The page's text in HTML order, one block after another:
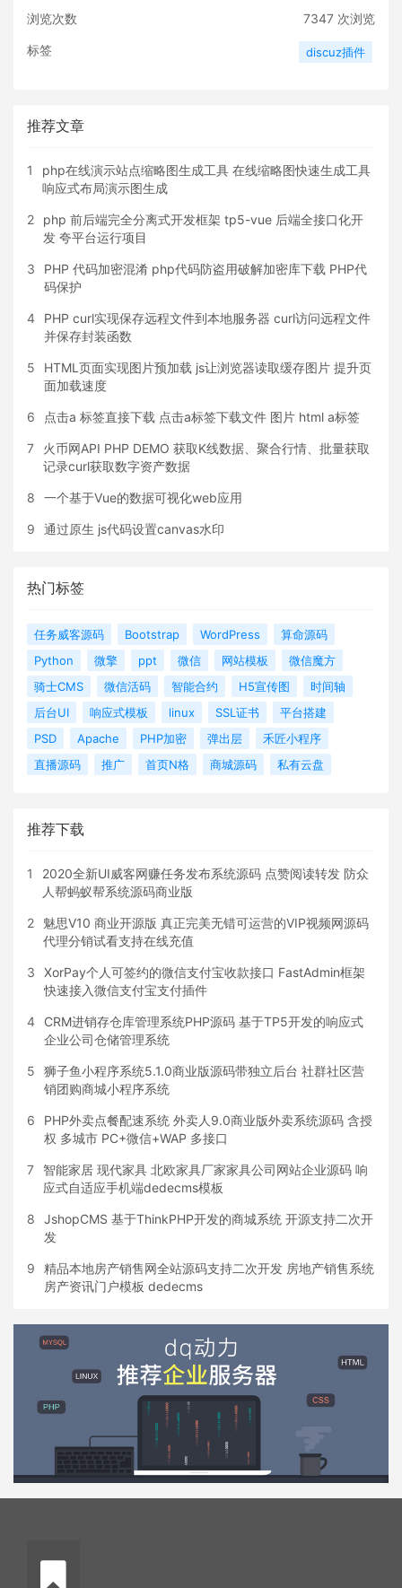
浏览次数 7347次浏览
标签 discuz插件
推荐文章
1
php在线演示站点缩略图生成工具 在线缩略图快速生成工具
响应式布局演示图生成
2
php 前后端完全分离式开发框架 tp5-vue 后端全接口化开
发 夸平台运行项目
3
PHP 代码加密混淆 php代码防盗用破解加密库下载 PHP代
码保护
4
PHP curl实现保存远程文件到本地服务器 curl访问远程文件
并保存封装函数
5
HTML页面实现图片预加载 js让浏览器读取缓存图片 提升页
面加载速度
6 点击a 标签直接下载 点击a标签下载文件 图片 html a标签
7
火币网API PHP DEMO 获取K线数据、聚合行情、批量获取
记录curl获取数字资产数据
8 一个基于Vue的数据可视化web应用
9 通过原生 js代码设置canvas水印
热门标签
任务威客源码 Bootstrap WordPress
算命源码
Python
微擎 ppt 微信 网站模板
微信魔方
骑士CMS
微信活码 智能合约 H5宣传图
时间轴
后台UI
响应式模板 linux SSL证书
平台搭建
PSD
Apache PHP加密 弹出层
禾匠小程序
直播源码
推广 首页N格 商城源码 私有云盘
推荐下载
1
2020全新UI威客网赚任务发布系统源码 点赞阅读转发 防众
人帮蚂蚁帮系统源码商业版
2
魅思V10 商业开源版 真正完美无错可运营的VIP视频网源码
代理分销试看支持在线充值
3
XorPay个人可签约的微信支付宝收款接口 FastAdmin框架
快速接入微信支付宝支付插件
4
CRM进销存仓库管理系统PHP源码 基于TP5开发的响应式
企业公司仓储管理系统
5
狮子鱼小程序系统5.1.0商业版源码带独立后台 社群社区营
销团购商城小程序系统
6
PHP外卖点餐配速系统 外卖人9.0商业版外卖系统源码 含授
权 多城市 PC+微信+WAP 多接口
7
智能家居 现代家具 北欧家具厂家家具公司网站企业源码 响
应式自适应手机端dedecms模板
8
JshopCMS 基于ThinkPHP开发的商城系统 开源支持二次开
发
9
精品本地房产销售网全站源码支持二次开发 房地产销售系统
房产资讯门户模板 dedecms